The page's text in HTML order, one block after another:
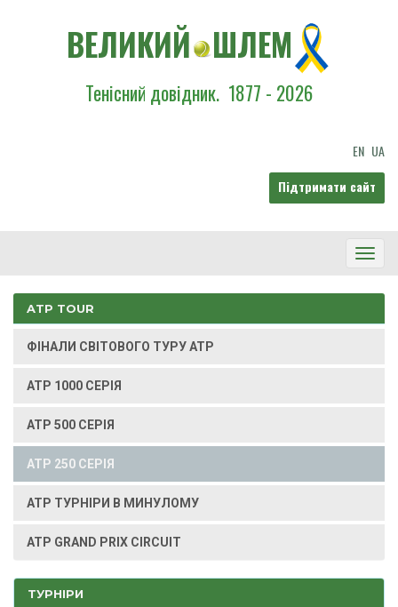
ВЕЛИКИЙ ШЛЕМ
Тенісний довідник. 1877 - 2026
EN UA
Підтримати сайт
ATP TOUR
ФІНАЛИ СВІТОВОГО ТУРУ ATP
ATP 1000 СЕРІЯ
ATP 500 СЕРІЯ
ATP 250 СЕРІЯ
ATP ТУРНІРИ В МИНУЛОМУ
ATP GRAND PRIX CIRCUIT
ТУРНІРИ